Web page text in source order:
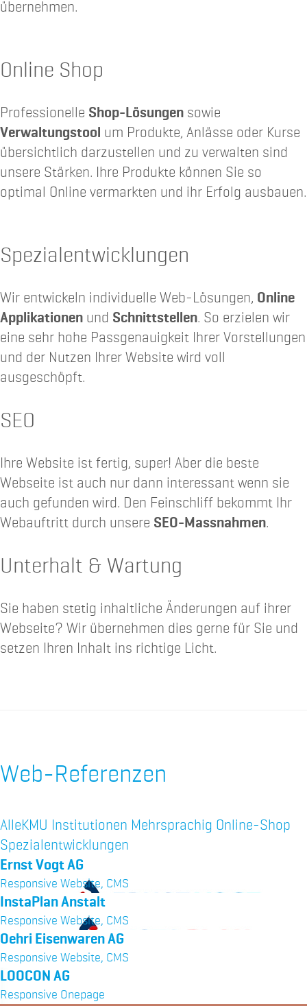
übernehmen.
Online Shop
Professionelle Shop-Lösungen sowie
Verwaltungstool um Produkte, Anlässe oder Kurse
übersichtlich darzustellen und zu verwalten sind
unsere Stärken. Ihre Produkte können Sie so
optimal Online vermarkten und ihr Erfolg ausbauen.
Spezialentwicklungen
Wir entwickeln individuelle Web-Lösungen, Online
Applikationen und Schnittstellen. So erzielen wir
eine sehr hohe Passgenauigkeit Ihrer Vorstellungen
und der Nutzen Ihrer Website wird voll
ausgeschöpft.
SEO
Ihre Website ist fertig, super! Aber die beste
Webseite ist auch nur dann interessant wenn sie
auch gefunden wird. Den Feinschliff bekommt Ihr
Webauftritt durch unsere SEO-Massnahmen.
Unterhalt & Wartung
Sie haben stetig inhaltliche Änderungen auf ihrer
Webseite? Wir übernehmen dies gerne für Sie und
setzen Ihren Inhalt ins richtige Licht.
Web-Referenzen
AlleKMU Institutionen Mehrsprachig Online-Shop
Spezialentwicklungen
Ernst Vogt AG
Responsive Website, CMS
InstaPlan Anstalt
Responsive Website, CMS
Oehri Eisenwaren AG
Responsive Website, CMS
LOOCON AG
Responsive Onepage